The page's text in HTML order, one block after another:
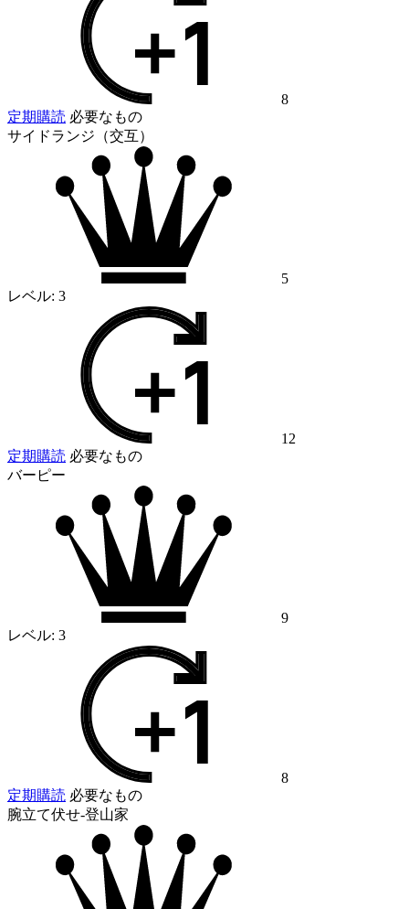
8
定期購読 必要なもの
サイドランジ（交互）
5
レベル: 3
12
定期購読 必要なもの
バーピー
9
レベル: 3
8
定期購読 必要なもの
腕立て伏せ-登山家